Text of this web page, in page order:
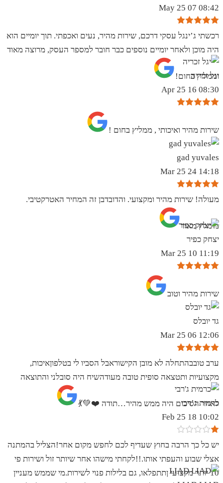
08:42 07 May 25
רכשתי ג’ינגל עסקי דרכם, שירות מהיר, נעים ואכפתי. תוך יומיים הוא
היה מוכן ולאחר יומיים נוספים כבר חובר למספר העסק, מרוצה מאוד
וממליץ בחום!
יגל זכריה
08:30 16 Apr 25
שירות מהיר ואיכותי , ממליץ בחום !
gad yuvales
14:18 24 Mar 25
מעולה! שירות מהיר ומקצועי. והדובדבן זה המחיר האטרקטיבי.
מומלץ מאוד
יצחק כפיר
11:19 10 Mar 25
שירות מהיר וטוב
גד יובלס
12:06 06 Mar 25
ערב טובבהתחלה לא מובן הקישוראבל הסביו לי בטלפוןאיכות,
מקצועיות ותטצאה סופית טובה מעודהשיח היה סובלני והתוצאה
לאחר הסיכום היה ממש מהיר…תודה ❤️💚💃
כרמית ג’רבי
10:02 18 Feb 25
יש כל כך הרבה בחוץ שעדיף לכם לחפש מקום אחר!הצליל בהמתנה
אצלי שבוע והעפתי אותו.!!לקחתי מישהו אחר שיותר זול ושירות פי
10 יותר מקצועי ןתתפלאו, גם בלילות פנוי לשירות.מי שממש מעניין